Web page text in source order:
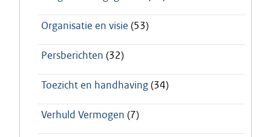
Organisatie en visie (53)
Persberichten (32)
Toezicht en handhaving(34)
Verhuld Vermogen (7)